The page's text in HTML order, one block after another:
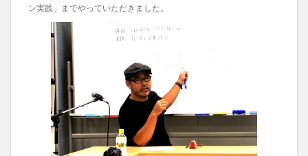
ン実践」までやっていただきました。